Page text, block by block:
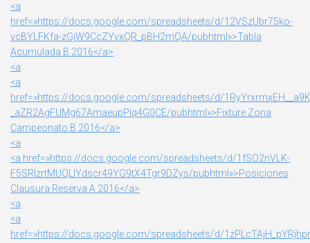
<a
href=»https://docs.google.com/spreadsheets/d/12VSzUbr75ko-
vcBYLFKfa-zGjW9CcZYvxQR_pBH2mQA/pubhtml»>Tabla
Acumulada B 2016</a>
<a
<a
href=»https://docs.google.com/spreadsheets/d/
_aZR2AgFUMg67AmaeupPIq4G0CE/pubhtml»>Fixture Zona
Campeonato B 2016</a>
<a
<a href=»https://docs.google.com/spreadsheets/d/1fSO2nVLK-
F5SRIzrtMUQLIYdscr49YG9tX4Tgr9DZys/pubhtml»>Posiciones
Clausura Reserva A 2016</a>
<a
<a
href=»https://docs.google.com/spreadsheets/d/